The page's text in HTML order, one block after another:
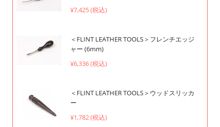
¥7,425 (税込)
＜FLINT LEATHER TOOLS＞フレンチエッジ
ャー (6mm)
¥6,336 (税込)
＜FLINT LEATHER TOOLS＞ウッドスリッカ
ー
¥1,782 (税込)